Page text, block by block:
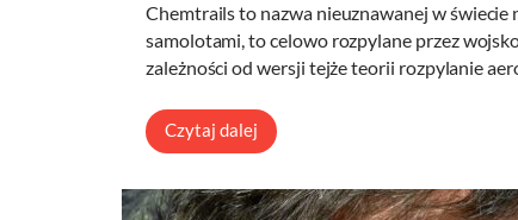
Chemtrails to nazwa nieuznawanej w świecie
samolotami, to celowo rozpylane przez
zależności od wersji tejże teorii rozpylanie
Czytaj dalej